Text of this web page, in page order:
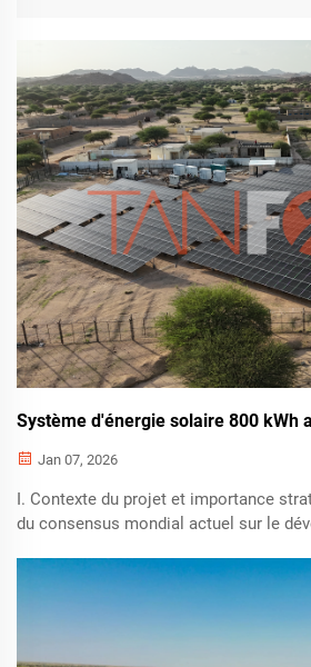
résoudre durablement son problème de
système solaire hors réseau fournit une
Système d'énergie solaire 800 kWh
Jan 07, 2026
I. Contexte du projet et importance
du consensus mondial actuel sur le
essentiel du progrès social et de
de vie. Nous avons l'honneur